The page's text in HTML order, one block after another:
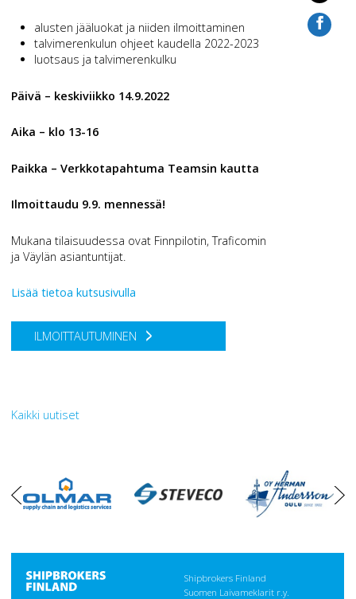
alusten jääluokat ja niiden ilmoittaminen
talvimerenkulun ohjeet kaudella 2022-2023
luotsaus ja talvimerenkulku
Päivä – keskiviikko 14.9.2022
Aika – klo 13-16
Paikka – Verkkotapahtuma Teamsin kautta
Ilmoittaudu 9.9. mennessä!
Mukana tilaisuudessa ovat Finnpilotin, Traficomin
ja Väylän asiantuntijat.
Lisää tietoa kutsusivulla
ILMOITTAUTUMINEN
Kaikki uutiset
vasen
oikea
Shipbrokers Finland
Suomen Laivameklarit r.y.